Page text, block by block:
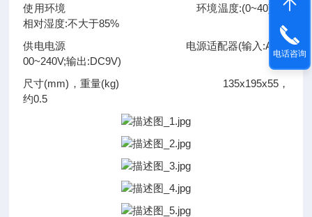
使用环境 环境温度:(0~40)°℃,
相对湿度:不大于85%
供电电源 电源适配器(输入:AC 1
00~240V;输出:DC9V)
尺寸(mm)，重量(kg) 135x195x55，
约0.5
电话咨询